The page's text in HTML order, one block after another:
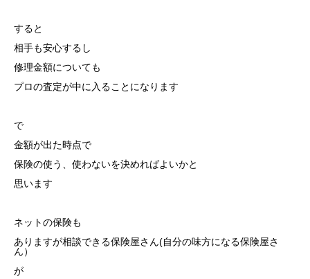
すると
相手も安心するし
修理金額についても
プロの査定が中に入ることになります
で
金額が出た時点で
保険の使う、使わないを決めればよいかと
思います
ネットの保険も
ありますが相談できる保険屋さん(自分の味方になる保険屋さ
ん）
が